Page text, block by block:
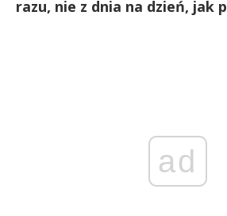
razu, nie z dnia na dzień, jak
ad